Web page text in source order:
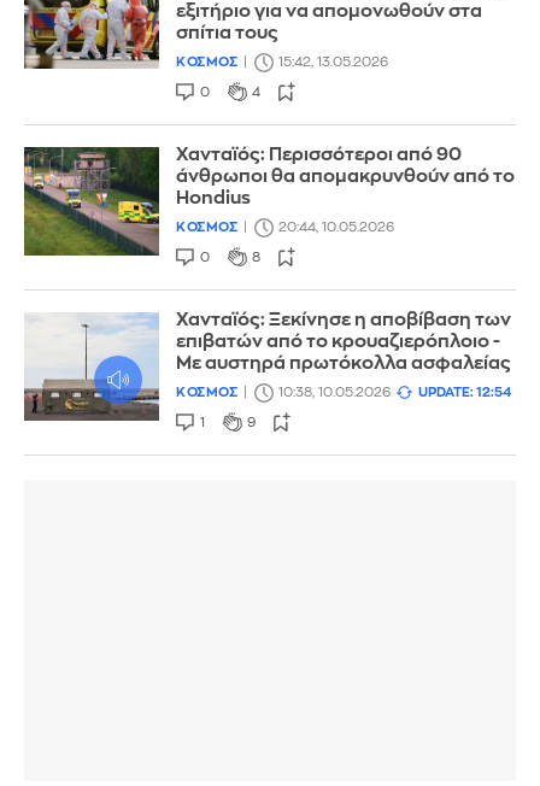
εξιτήριο για να απομονωθούν στα
σπίτια τους
ΚΟΣΜΟΣ 15:42, 13.05.2026
0 4
Χανταϊός: Περισσότεροι από 90
άνθρωποι θα απομακρυνθούν από το
Hondius
ΚΟΣΜΟΣ 20:44, 10.05.2026
0 8
Χανταϊός: Ξεκίνησε η αποβίβαση των
επιβατών από το κρουαζιερόπλοιο -
Με αυστηρά πρωτόκολλα ασφαλείας
ΚΟΣΜΟΣ 10:38, 10.05.2026 UPDATE: 12:54
1 9